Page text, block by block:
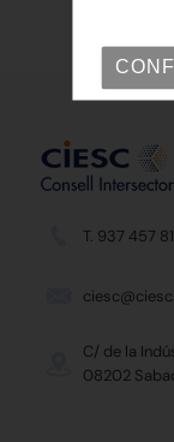
T. 937 457
C/ de la
08202